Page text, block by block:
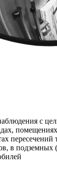
с
пересечений
в подземных